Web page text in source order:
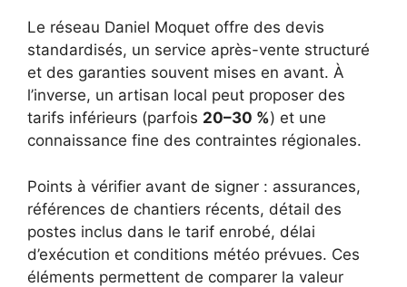
Le réseau Daniel Moquet offre des devis
standardisés, un service après-vente structuré
et des garanties souvent mises en avant. À
l’inverse, un artisan local peut proposer des
tarifs inférieurs (parfois 20–30 %) et une
connaissance fine des contraintes régionales.
Points à vérifier avant de signer : assurances,
références de chantiers récents, détail des
postes inclus dans le tarif enrobé, délai
d’exécution et conditions météo prévues. Ces
éléments permettent de comparer la valeur